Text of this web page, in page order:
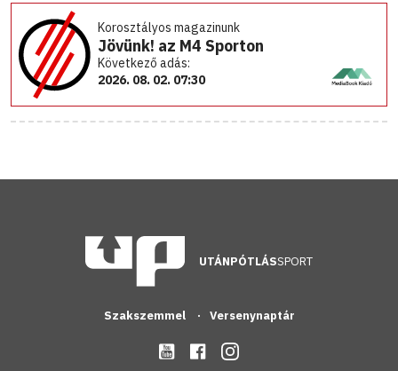
Korosztályos magazinunk
Jövünk! az M4 Sporton
Következő adás:
2026. 08. 02. 07:30
UTÁNPÓTLÁSSPORT
Szakszemmel Versenynaptár